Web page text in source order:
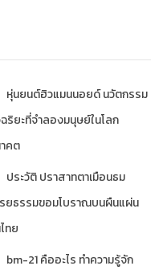
หุ่นยนต์ฮิวแมนนอยด์ นวัตกรรม
ริยะที่จำลองมนุษย์ในโลก
คต
ประวัติ ปราสาทตาเมือนธม
ยธรรมขอมโบราณบนผืนแผ่น
ทย
bm-21 คืออะไร ทำความรู้จัก